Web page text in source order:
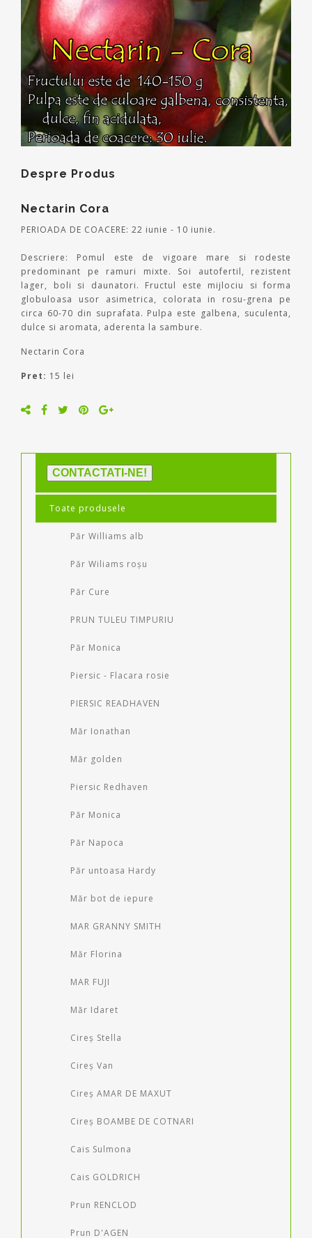
Despre Produs
Nectarin Cora
PERIOADA DE COACERE: 22 iunie - 10 iunie.
Descriere: Pomul este de vigoare mare si rodeste
predominant pe ramuri mixte. Soi autofertil, rezistent
lager, boli si daunatori. Fructul este mijlociu si forma
globuloasa usor asimetrica, colorata in rosu-grena pe
circa 60-70 din suprafata. Pulpa este galbena, suculenta,
dulce si aromata, aderenta la sambure.
Nectarin Cora
Pret: 15 lei
CONTACTATI-NE!
Toate produsele
Păr Williams alb
Păr Wiliams roșu
Păr Cure
PRUN TULEU TIMPURIU
Păr Monica
Piersic - Flacara rosie
PIERSIC READHAVEN
Măr Ionathan
Măr golden
Piersic Redhaven
Păr Monica
Păr Napoca
Păr untoasa Hardy
Măr bot de iepure
MAR GRANNY SMITH
Măr Florina
MAR FUJI
Măr Idaret
Cireș Stella
Cireș Van
Cireș AMAR DE MAXUT
Cireș BOAMBE DE COTNARI
Cais Sulmona
Cais GOLDRICH
Prun RENCLOD
Prun D'AGEN